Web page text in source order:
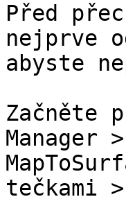
Před
nejprve
abyste
Začněte
Manager
tečkami